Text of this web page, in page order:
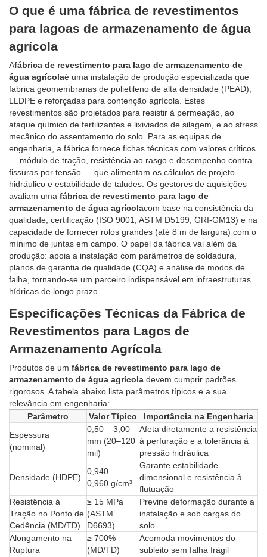
O que é uma fábrica de revestimentos
para lagoas de armazenamento de água
agrícola
Afábrica de revestimento para lago de armazenamento de
água agrícolaé uma instalação de produção especializada que
fabrica geomembranas de polietileno de alta densidade (PEAD),
LLDPE e reforçadas para contenção agrícola. Estes
revestimentos são projetados para resistir à permeação, ao
ataque químico de fertilizantes e lixiviados de silagem, e ao stress
mecânico do assentamento do solo. Para as equipas de
engenharia, a fábrica fornece fichas técnicas com valores críticos
— módulo de tração, resistência ao rasgo e desempenho contra
fissuras por tensão — que alimentam os cálculos de projeto
hidráulico e estabilidade de taludes. Os gestores de aquisições
avaliam uma fábrica de revestimento para lago de
armazenamento de água agrícolacom base na consistência da
qualidade, certificação (ISO 9001, ASTM D5199, GRI-GM13) e na
capacidade de fornecer rolos grandes (até 8 m de largura) com o
mínimo de juntas em campo. O papel da fábrica vai além da
produção: apoia a instalação com parâmetros de soldadura,
planos de garantia de qualidade (CQA) e análise de modos de
falha, tornando-se um parceiro indispensável em infraestruturas
hídricas de longo prazo.
Especificações Técnicas da Fábrica de
Revestimentos para Lagos de
Armazenamento Agrícola
Produtos de um fábrica de revestimento para lago de
armazenamento de água agrícola devem cumprir padrões
rigorosos. A tabela abaixo lista parâmetros típicos e a sua
relevância em engenharia:
Parâmetro
Valor Típico
Importância na Engenharia
Espessura
(nominal)
0,50 – 3,00
mm (20–120
mil)
Afeta diretamente a resistência
à perfuração e a tolerância à
pressão hidráulica
Densidade (HDPE)
0,940 –
0,960 g/cm³
Garante estabilidade
dimensional e resistência à
flutuação
Resistência à
Tração no Ponto de
Cedência (MD/TD)
≥ 15 MPa
(ASTM
D6693)
Previne deformação durante a
instalação e sob cargas do
solo
Alongamento na
Ruptura
≥ 700%
(MD/TD)
Acomoda movimentos do
subleito sem falha frágil